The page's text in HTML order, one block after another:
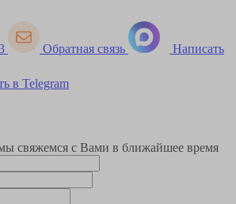
Обратная связь Написать
в Telegram
свяжемся с Вами в ближайшее время